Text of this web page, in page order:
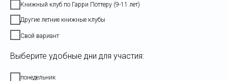
Книжный клуб по Гарри Поттеру (9-11 лет)
Другие летние книжные клубы
Свой вариант
Выберите удобные дни для участия:
понедельник